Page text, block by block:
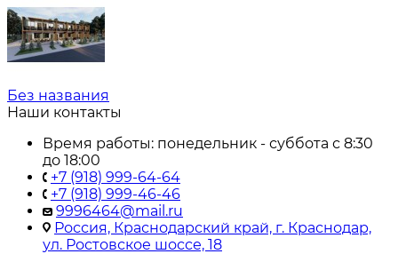
Без названия
Наши контакты
Время работы: понедельник - суббота с 8:30
до 18:00
+7 (918) 999-64-64
+7 (918) 999-46-46
9996464@mail.ru
Россия, Краснодарский край, г. Краснодар,
ул. Ростовское шоссе, 18